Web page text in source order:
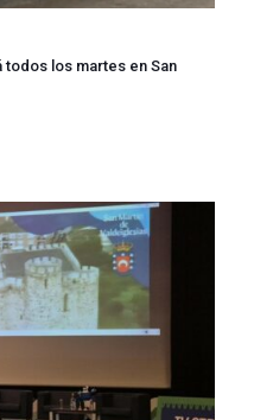
los martes en San